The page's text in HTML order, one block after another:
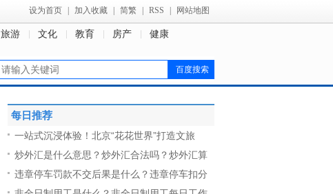
设为首页 加入收藏 简繁 RSS 网站地图
旅游 文化 教育 房产 健康
每日推荐
一站式沉浸体验！北京“花花世界”打造文旅
炒外汇是什么意思？炒外汇合法吗？炒外汇算
违章停车罚款不交后果是什么？违章停车扣分